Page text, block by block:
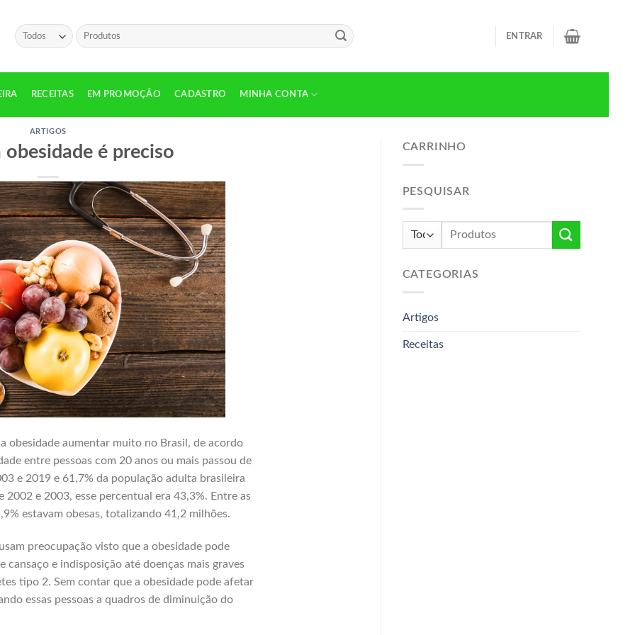
Pesquisar
por:
ENTRAR
RECEITAS EM PROMOÇÃO CADASTRO MINHA CONTA
ARTIGOS
obesidade é preciso
obesidade aumentar muito no Brasil, de acordo
entre pessoas com 20 anos ou mais passou de
e 2019 e 61,7% da população adulta brasileira
2002 e 2003, esse percentual era 43,3%. Entre as
estavam obesas, totalizando 41,2 milhões.
preocupação visto que a obesidade pode
cansaço e indisposição até doenças mais graves
tipo 2. Sem contar que a obesidade pode afetar
essas pessoas a quadros de diminuição do
CARRINHO
PESQUISAR
Pesquisar
CATEGORIAS
Artigos
Receitas